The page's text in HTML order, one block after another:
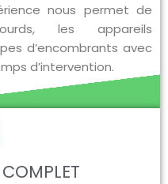
nous permet de
les appareils
d’encombrants avec
d’intervention.